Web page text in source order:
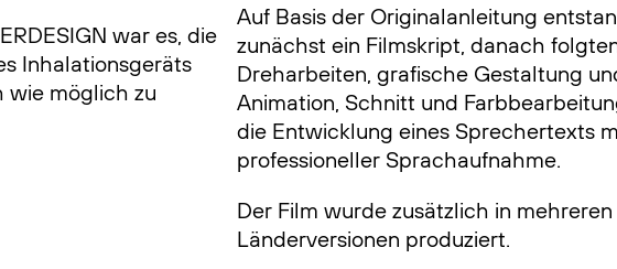
war es, die
Inhalationsgeräts
wie möglich zu
Auf Basis der Originalanleitung
zunächst ein Filmskript, danach
Dreharbeiten, grafische Gestaltung
Animation, Schnitt und
die Entwicklung eines Sprechertexts
professioneller Sprachaufnahme.
Der Film wurde zusätzlich in mehreren
Länderversionen produziert.